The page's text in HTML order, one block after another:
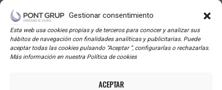
Gestionar consentimiento
Esta web usa cookies propias y de terceros para conocer y analizar sus
hábitos de navegación con finalidades analíticas y publicitarias. Puede
aceptar todas las cookies pulsando “Aceptar ”, configurarlas o rechazarlas.
Más información en nuestra Política de cookies
ACEPTAR
a la ITV , incluso proporcionarles un asiste que haga
las tareas domésticas si se encuentran temporalmente
impedidos. Revísalas todas.